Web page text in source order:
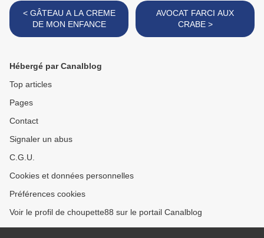
< GÂTEAU A LA CREME
DE MON ENFANCE
AVOCAT FARCI AUX
CRABE >
Hébergé par Canalblog
Top articles
Pages
Contact
Signaler un abus
C.G.U.
Cookies et données personnelles
Préférences cookies
Voir le profil de choupette88 sur le portail Canalblog